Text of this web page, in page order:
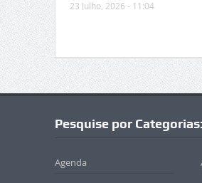
23 Julho, 2026 - 11:04
Pesquise por Categorias:
Agenda